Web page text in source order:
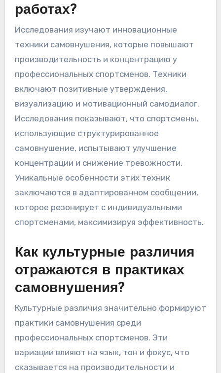
работах?
Исследования изучают инновационные
техники самовнушения, которые повышают
производительность и концентрацию у
профессиональных спортсменов. Техники
включают позитивные утверждения,
визуализацию и мотивационный самодиалог.
Исследования показывают, что спортсмены,
использующие структурированное
самовнушение, испытывают улучшение
концентрации и снижение тревожности.
Уникальные особенности этих техник
заключаются в адаптированном сообщении,
которое резонирует с индивидуальными
спортсменами, максимизируя эффективность.
Как культурные различия
отражаются в практиках
самовнушения?
Культурные различия значительно формируют
практики самовнушения среди
профессиональных спортсменов. Эти
вариации влияют на язык, тон и фокус, что
сказывается на производительности и